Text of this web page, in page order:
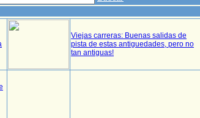
Viejas carreras: Buenas salidas de
pista de estas antiguedades, pero no
tan antiguas!